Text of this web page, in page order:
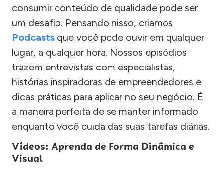
consumir conteúdo de qualidade pode ser
um desafio. Pensando nisso, criamos
Podcasts que você pode ouvir em qualquer
lugar, a qualquer hora. Nossos episódios
trazem entrevistas com especialistas,
histórias inspiradoras de empreendedores e
dicas práticas para aplicar no seu negócio. É
a maneira perfeita de se manter informado
enquanto você cuida das suas tarefas diárias.
Vídeos: Aprenda de Forma Dinâmica e
Visual